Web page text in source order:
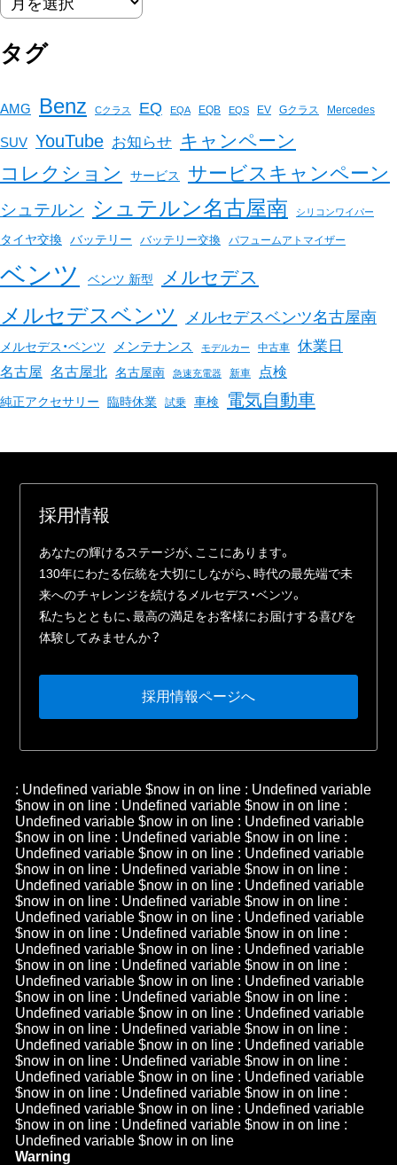
タグ
AMG Benz Cクラス EQ EQA EQB EQS EV Gクラス Mercedes
SUV YouTube お知らせ キャンペーン
コレクション サービス サービスキャンペーン
シュテルン シュテルン名古屋南 シリコンワイパー
タイヤ交換 バッテリー バッテリー交換 パフュームアトマイザー
ベンツ ベンツ 新型 メルセデス
メルセデスベンツ メルセデスベンツ名古屋南
メルセデス・ベンツ メンテナンス モデルカー 中古車 休業日
名古屋 名古屋北 名古屋南 急速充電器 新車 点検
純正アクセサリー 臨時休業 試乗 車検 電気自動車
採⽤情報
あなたの輝けるステージが、ここにあります。
130年にわたる伝統を⼤切にしながら、時代の最先端で未
来へのチャレンジを続けるメルセデス・ベンツ。
私たちとともに、最⾼の満⾜をお客様にお届けする喜びを
体験してみませんか？
採⽤情報ページへ
: Undefined variable $now inon line : Undefined variable
$now inon line : Undefined variable $now inon line :
Undefined variable $now inon line : Undefined variable
$now inon line : Undefined variable $now inon line :
Undefined variable $now inon line : Undefined variable
$now inon line : Undefined variable $now inon line :
Undefined variable $now inon line : Undefined variable
$now inon line : Undefined variable $now inon line :
Undefined variable $now inon line : Undefined variable
$now inon line : Undefined variable $now inon line :
Undefined variable $now inon line : Undefined variable
$now inon line : Undefined variable $now inon line :
Undefined variable $now inon line : Undefined variable
$now inon line : Undefined variable $now inon line :
Undefined variable $now inon line : Undefined variable
$now inon line : Undefined variable $now inon line :
Undefined variable $now inon line : Undefined variable
$now inon line : Undefined variable $now inon line :
Undefined variable $now inon line : Undefined variable
$now inon line : Undefined variable $now inon line :
Undefined variable $now inon line : Undefined variable
$now inon line : Undefined variable $now inon line :
Undefined variable $now inon line
Warning